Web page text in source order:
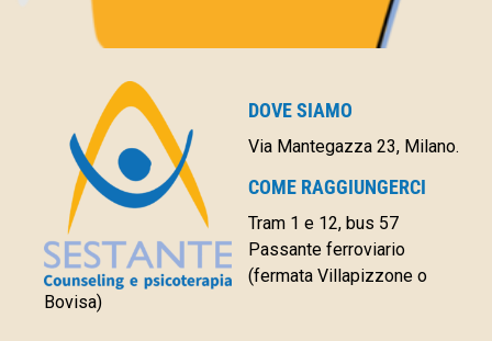
DOVE SIAMO
Via Mantegazza 23, Milano.
COME RAGGIUNGERCI
Tram 1 e 12, bus 57
Passante ferroviario
(fermata Villapizzone o
Bovisa)